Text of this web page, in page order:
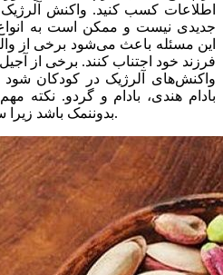
اطلاعات کسب کنید. واکنش آلرژیک
جدیدی نیست و ممکن است به انواع
این مسئله باعث می‌شود برخی از
فرزند خود اجتناب کنند. برخی از
واکنش‌های آلرژیک در کودکان شود
بادام هندی، بادام و گردو. نکته
بدوننمک باشد زیرا سدیم برای نوزاد خطرناک است.